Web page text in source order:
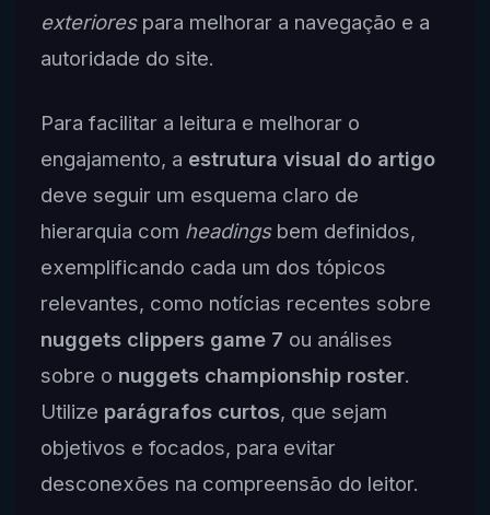
exteriorespara melhorar a navegação e a
autoridade do site.
Para facilitar a leitura e melhorar o
engajamento, a estrutura visual do artigo
deve seguir um esquema claro de
hierarquia com headingsbem definidos,
exemplificando cada um dos tópicos
relevantes, como notícias recentes sobre
nuggets clippers game 7 ou análises
sobre o nuggets championship roster.
Utilize parágrafos curtos, que sejam
objetivos e focados, para evitar
desconexões na compreensão do leitor.